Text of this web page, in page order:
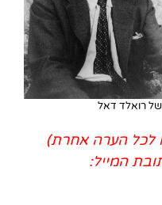
רואלד דאל
לכל הערה אחרת)
המייל: